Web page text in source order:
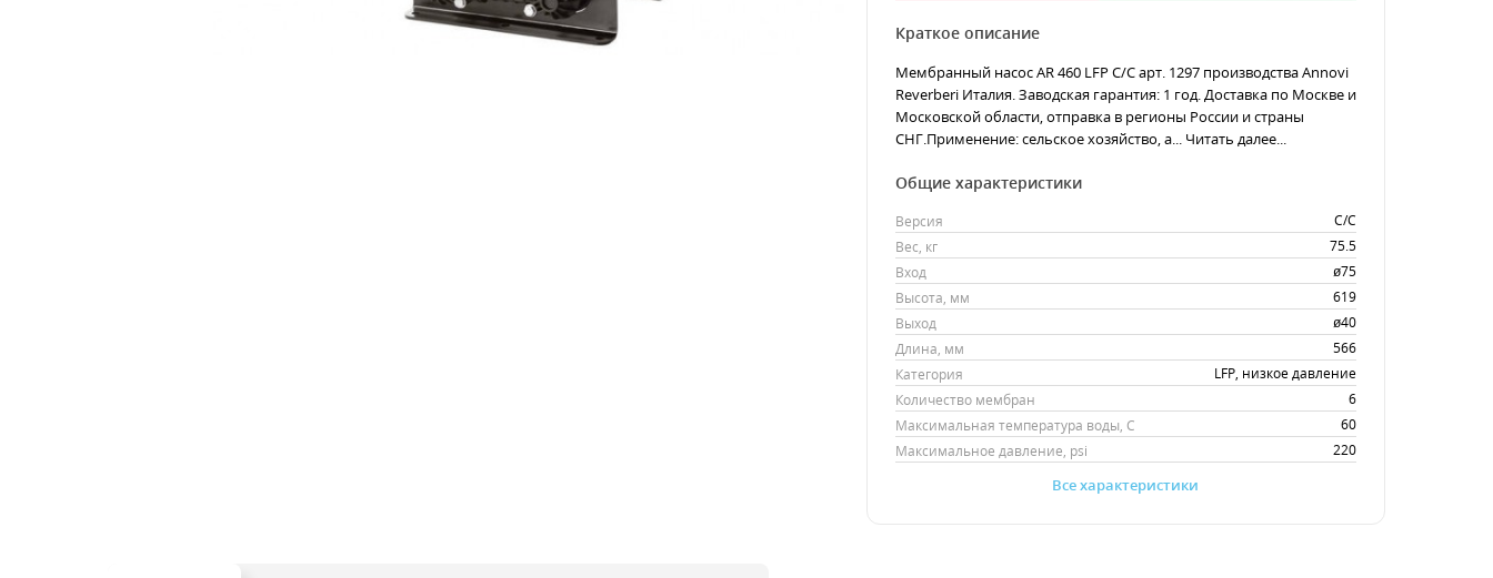
Краткое описание
Мембранный насос AR 460 LFP C/C арт. 1297 производства Annovi
Reverberi Италия. Заводская гарантия: 1 год. Доставка по Москве и
Московской области, отправка в регионы России и страны
СНГ.Применение: сельское хозяйство, а... Читать далее...
Общие характеристики
Версия
C/C
Вес, кг
75.5
Вход
ø75
Высота, мм
619
Выход
ø40
Длина, мм
566
Категория
LFP, низкое давление
Количество мембран
6
Максимальная температура воды, С
60
Максимальное давление, psi
220
Все характеристики